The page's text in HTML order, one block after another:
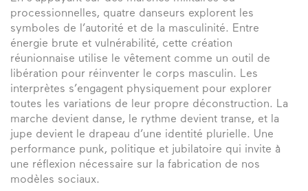
processionnelles, quatre danseurs explorent les
symboles de l’autorité et de la masculinité. Entre
énergie brute et vulnérabilité, cette création
réunionnaise utilise le vêtement comme un outil de
libération pour réinventer le corps masculin. Les
interprètes s’engagent physiquement pour explorer
toutes les variations de leur propre déconstruction. La
marche devient danse, le rythme devient transe, et la
jupe devient le drapeau d’une identité plurielle. Une
performance punk, politique et jubilatoire qui invite à
une réflexion nécessaire sur la fabrication de nos
modèles sociaux.